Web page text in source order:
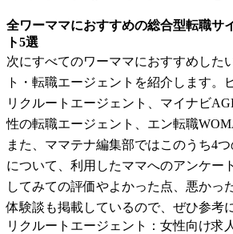
全ワーママにおすすめの総合型転職サ
ト5選
次にすべてのワーママにおすすめした
ト・転職エージェントを紹介します。
リクルートエージェント、マイナビ
性の転職エージェント、エン転職
また、ママテナ編集部ではこのうち4
について、利用したママへのアンケー
してみての評価やよかった点、悪かっ
体験談も掲載しているので、ぜひ参考
リクルートエージェント：女性向け求